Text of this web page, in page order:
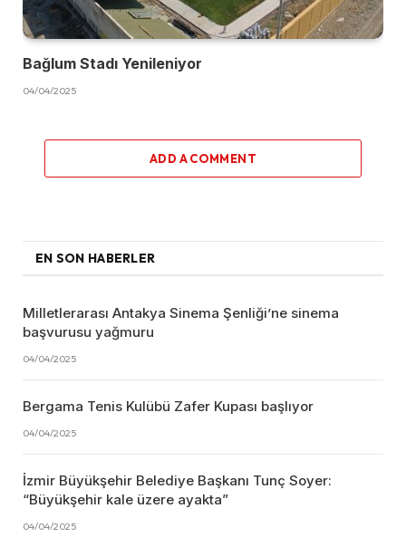
Bağlum Stadı Yenileniyor
04/04/2025
ADD A COMMENT
EN SON HABERLER
Milletlerarası Antakya Sinema Şenliği’ne sinema
başvurusu yağmuru
04/04/2025
Bergama Tenis Kulübü Zafer Kupası başlıyor
04/04/2025
İzmir Büyükşehir Belediye Başkanı Tunç Soyer:
“Büyükşehir kale üzere ayakta”
04/04/2025